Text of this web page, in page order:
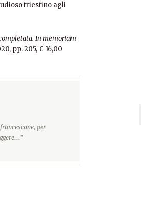
triestino agli
In memoriam
pp. 205, € 16,00
per